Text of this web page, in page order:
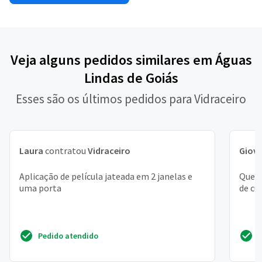
Veja alguns pedidos similares em Águas
Lindas de Goiás
Esses são os últimos pedidos para Vidraceiro
Laura contratou Vidraceiro
Aplicação de película jateada em 2 janelas e
uma porta
Pedido atendido
de